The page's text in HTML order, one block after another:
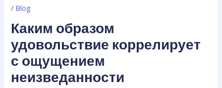
/ Blog
Каким образом
удовольствие коррелирует
с ощущением
неизведанности